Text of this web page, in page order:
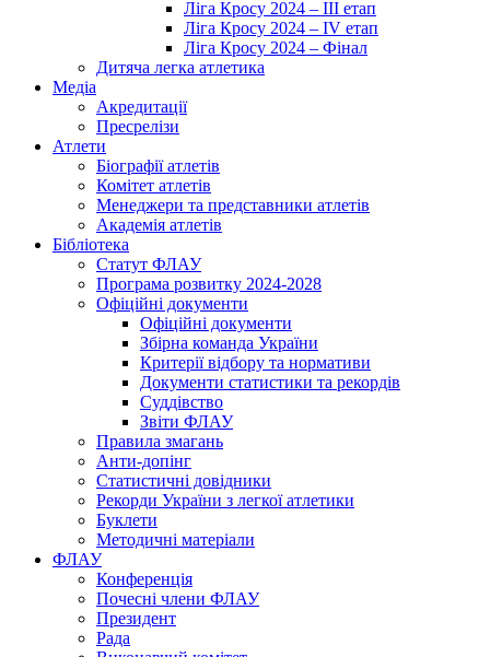
Ліга Кросу 2024 – III етап
Ліга Кросу 2024 – IV етап
Ліга Кросу 2024 – Фінал
Дитяча легка атлетика
Медіа
Акредитації
Пресрелізи
Атлети
Біографії атлетів
Комітет атлетів
Менеджери та представники атлетів
Академія атлетів
Бібліотека
Статут ФЛАУ
Програма розвитку 2024-2028
Офіційні документи
Офіційні документи
Збірна команда України
Критерії відбору та нормативи
Документи статистики та рекордів
Суддівство
Звіти ФЛАУ
Правила змагань
Анти-допінг
Статистичні довідники
Рекорди України з легкої атлетики
Буклети
Методичні матеріали
ФЛАУ
Конференція
Почесні члени ФЛАУ
Президент
Рада